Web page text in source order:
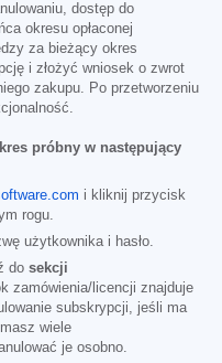
dostęp do
okresu opłaconej
za bieżący okres
i złożyć wniosek o zwrot
zakupu. Po przetworzeniu
próbny w następujący
i kliknij przycisk
rogu.
użytkownika i hasło.
do sekcji
zamówienia/licencji znajduje
subskrypcji, jeśli ma
wiele
je osobno.